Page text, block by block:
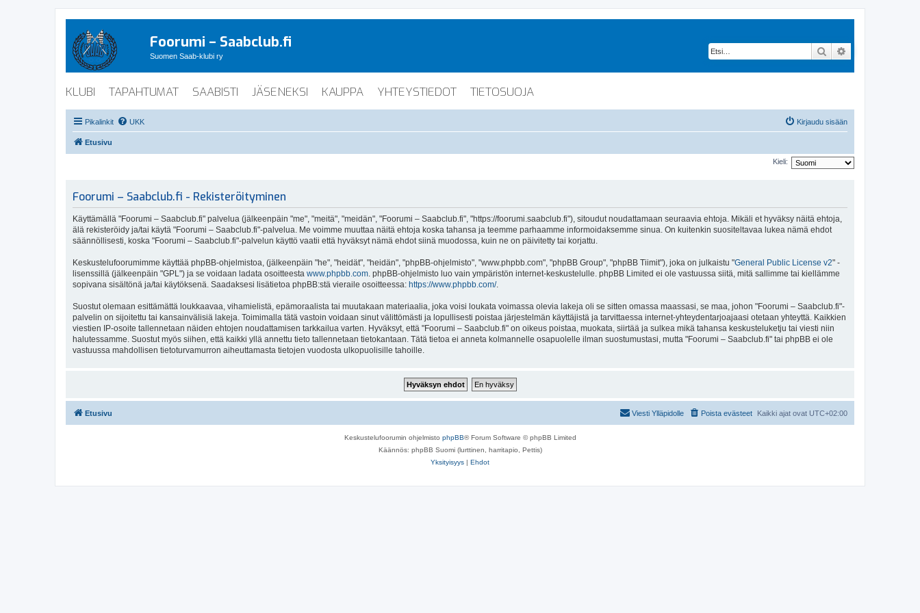
Foorumi – Saabclub.fi
Suomen Saab-klubi ry Etsi
KLUBI TAPAHTUMAT SAABISTI JÄSENEKSI KAUPPA YHTEYSTIEDOT TIETOSUOJA
Pikalinkit UKK Kirjaudu sisään
Etusivu
Kieli:
Foorumi – Saabclub.fi - Rekisteröityminen
Käyttämällä "Foorumi – Saabclub.fi" palvelua (jälkeenpäin "me", "meitä", "meidän", "Foorumi – Saabclub.fi", "https://foorumi.saabclub.fi"), sitoudut noudattamaan seuraavia ehtoja. Mikäli et hyväksy näitä ehtoja,
älä rekisteröidy ja/tai käytä "Foorumi – Saabclub.fi"-palvelua. Me voimme muuttaa näitä ehtoja koska tahansa ja teemme parhaamme informoidaksemme sinua. On kuitenkin suositeltavaa lukea nämä ehdot
säännöllisesti, koska "Foorumi – Saabclub.fi"-palvelun käyttö vaatii että hyväksyt nämä ehdot siinä muodossa, kuin ne on päivitetty tai korjattu.
Keskustelufoorumimme käyttää phpBB-ohjelmistoa, (jälkeenpäin "he", "heidät", "heidän", "phpBB-ohjelmisto", "www.phpbb.com", "phpBB Group", "phpBB Tiimit"), joka on julkaistu "General Public License v2" -
lisenssillä (jälkeenpäin "GPL") ja se voidaan ladata osoitteesta www.phpbb.com. phpBB-ohjelmisto luo vain ympäristön internet-keskustelulle. phpBB Limited ei ole vastuussa siitä, mitä sallimme tai kiellämme
sopivana sisältönä ja/tai käytöksenä. Saadaksesi lisätietoa phpBB:stä vieraile osoitteessa: https://www.phpbb.com/.
Suostut olemaan esittämättä loukkaavaa, vihamielistä, epämoraalista tai muutakaan materiaalia, joka voisi loukata voimassa olevia lakeja oli se sitten omassa maassasi, se maa, johon "Foorumi – Saabclub.fi"-
palvelin on sijoitettu tai kansainvälisiä lakeja. Toimimalla tätä vastoin voidaan sinut välittömästi ja lopullisesti poistaa järjestelmän käyttäjistä ja tarvittaessa internet-yhteydentarjoajaasi otetaan yhteyttä. Kaikkien
viestien IP-osoite tallennetaan näiden ehtojen noudattamisen tarkkailua varten. Hyväksyt, että "Foorumi – Saabclub.fi" on oikeus poistaa, muokata, siirtää ja sulkea mikä tahansa keskusteluketju tai viesti niin
halutessamme. Suostut myös siihen, että kaikki yllä annettu tieto tallennetaan tietokantaan. Tätä tietoa ei anneta kolmannelle osapuolelle ilman suostumustasi, mutta "Foorumi – Saabclub.fi" tai phpBB ei ole
vastuussa mahdollisen tietoturvamurron aiheuttamasta tietojen vuodosta ulkopuolisille tahoille.
Etusivu Kaikki ajat ovat UTC+02:00
Poista evästeet
Viesti Ylläpidolle
Keskustelufoorumin ohjelmisto phpBB® Forum Software © phpBB Limited
Käännös: phpBB Suomi (lurttinen, harritapio, Pettis)
Yksityisyys | Ehdot